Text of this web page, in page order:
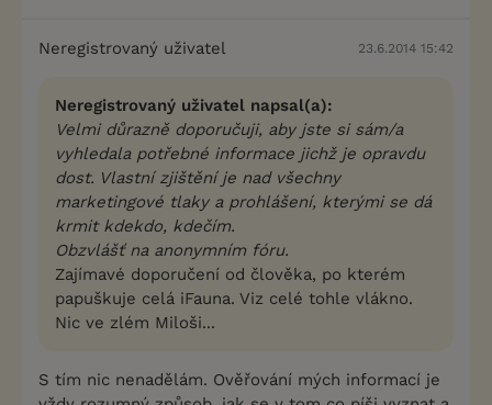
Neregistrovaný uživatel 23.6.2014 15:42
Neregistrovaný uživatel napsal(a):
Velmi důrazně doporučuji, aby jste si sám/a
vyhledala potřebné informace jichž je opravdu
dost. Vlastní zjištění je nad všechny
marketingové tlaky a prohlášení, kterými se dá
krmit kdekdo, kdečím.
Obzvlášť na anonymním fóru.
Zajímavé doporučení od člověka, po kterém
papuškuje celá iFauna. Viz celé tohle vlákno.
Nic ve zlém Miloši...
S tím nic nenadělám. Ověřování mých informací je